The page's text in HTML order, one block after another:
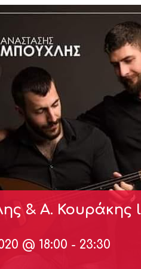
& Α. Κουράκης
@ 18:00 - 23:30